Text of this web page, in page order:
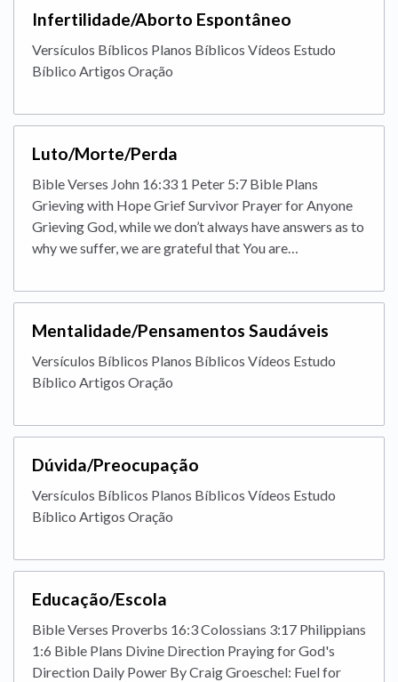
Infertilidade/Aborto Espontâneo
Versículos Bíblicos Planos Bíblicos Vídeos Estudo
Bíblico Artigos Oração
Luto/Morte/Perda
Bible Verses John 16:33 1 Peter 5:7 Bible Plans
Grieving with Hope Grief Survivor Prayer for Anyone
Grieving God, while we don’t always have answers as to
why we suffer, we are grateful that You are…
Mentalidade/Pensamentos Saudáveis
Versículos Bíblicos Planos Bíblicos Vídeos Estudo
Bíblico Artigos Oração
Dúvida/Preocupação
Versículos Bíblicos Planos Bíblicos Vídeos Estudo
Bíblico Artigos Oração
Educação/Escola
Bible Verses Proverbs 16:3 Colossians 3:17 Philippians
1:6 Bible Plans Divine Direction Praying for God's
Direction Daily Power By Craig Groeschel: Fuel for